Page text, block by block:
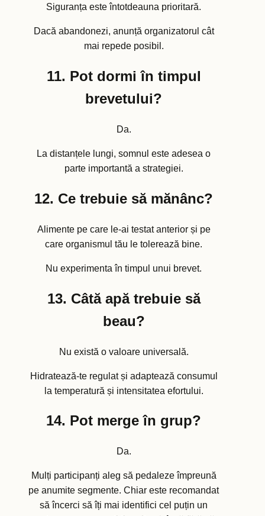
Siguranța este întotdeauna prioritară.
Dacă abandonezi, anunță organizatorul cât
mai repede posibil.
11. Pot dormi în timpul
brevetului?
Da.
La distanțele lungi, somnul este adesea o
parte importantă a strategiei.
12. Ce trebuie să mănânc?
Alimente pe care le-ai testat anterior și pe
care organismul tău le tolerează bine.
Nu experimenta în timpul unui brevet.
13. Câtă apă trebuie să
beau?
Nu există o valoare universală.
Hidratează-te regulat și adaptează consumul
la temperatură și intensitatea efortului.
14. Pot merge în grup?
Da.
Mulți participanți aleg să pedaleze împreună
pe anumite segmente. Chiar este recomandat
să încerci să îți mai identifici cel puțin un